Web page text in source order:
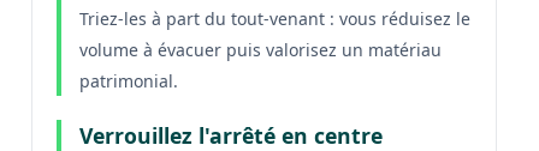
Triez-les à part du tout-venant : vous réduisez le
volume à évacuer puis valorisez un matériau
patrimonial.
Verrouillez l'arrêté en centre